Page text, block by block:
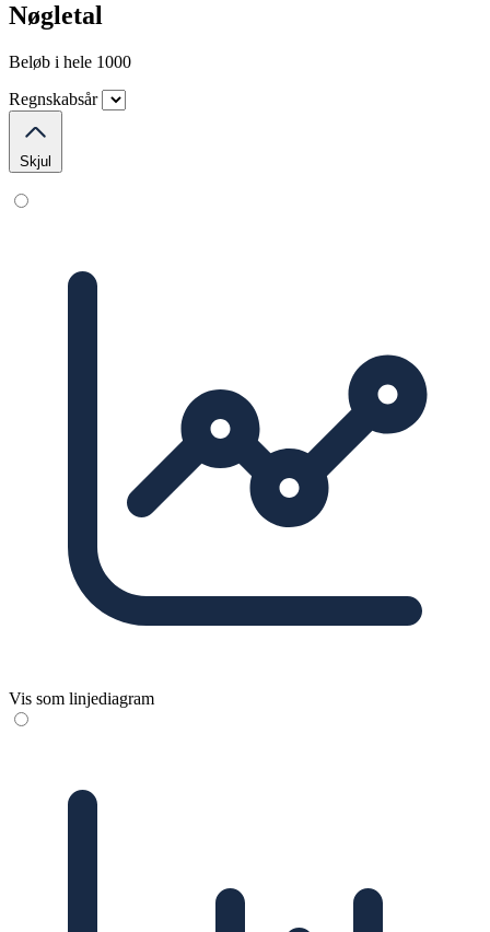
Nøgletal
Beløb i hele 1000
Regnskabsår
Skjul
Vis som linjediagram